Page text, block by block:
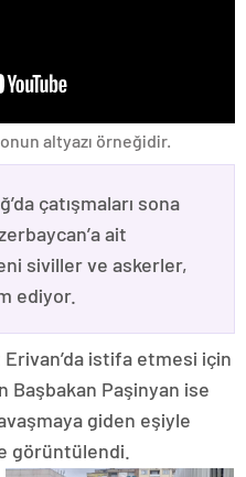
altyazı örneğidir.
çatışmaları sona
ait
siviller ve askerler,
ediyor.
istifa etmesi için
Başbakan Paşinyan ise
giden eşiyle
görüntülendi.